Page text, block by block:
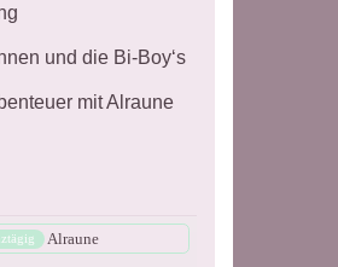
und die Bi-Boy‘s
mit Alraune
Alraune